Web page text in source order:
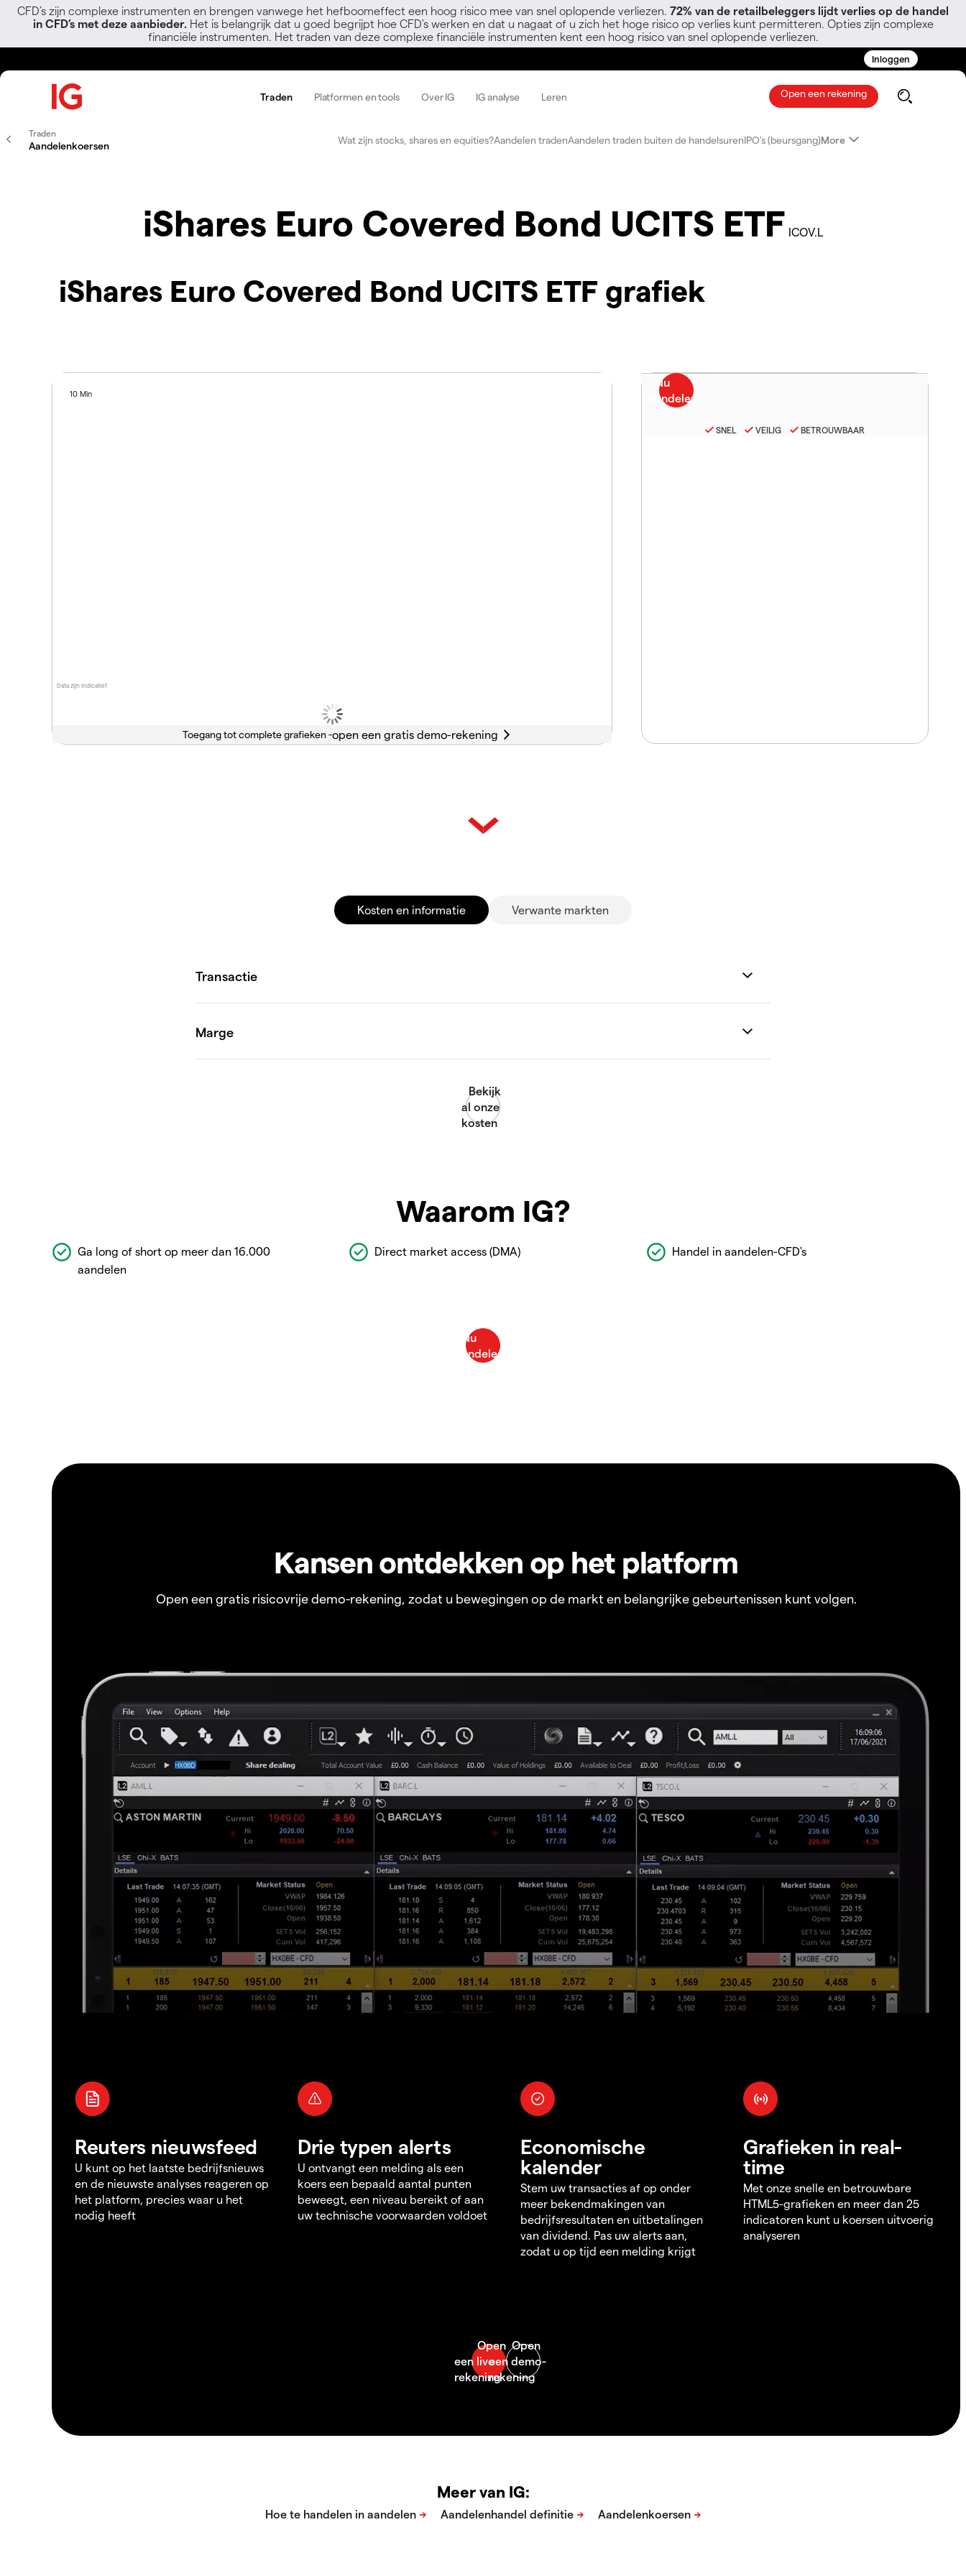
CFD’s zijn complexe instrumenten en brengen vanwege het hefboomeffect een hoog risico mee van snel oplopende verliezen. 72% van de retailbeleggers lijdt verlies op de handel
in CFD’s met deze aanbieder. Het is belangrijk dat u goed begrijpt hoe CFD's werken en dat u nagaat of u zich het hoge risico op verlies kunt permitteren. Opties zijn complexe
financiële instrumenten. Het traden van deze complexe financiële instrumenten kent een hoog risico van snel oplopende verliezen.
Inloggen
Traden Platformen en tools Over IG IG analyse Leren Open een rekening
Traden
Aandelenkoersen Wat zijn stocks, shares en equities?Aandelen tradenAandelen traden buiten de handelsurenIPO's (beursgang)More
iShares Euro Covered Bond UCITS ETF ICOV.L
iShares Euro Covered Bond UCITS ETF grafiek
Data zijn indicatief
10 Min
Toegang tot complete grafieken -
SNEL VEILIG BETROUWBAAR
Kosten en informatie Verwante markten
Waarom IG?
Ga long of short op meer dan 16.000
aandelen
Direct market access (DMA) Handel in aandelen-CFD's
Kansen ontdekken op het platform
Open een gratis risicovrije demo-rekening, zodat u bewegingen op de markt en belangrijke gebeurtenissen kunt volgen.
Reuters nieuwsfeed
U kunt op het laatste bedrijfsnieuws
en de nieuwste analyses reageren op
het platform, precies waar u het
nodig heeft
Drie typen alerts
U ontvangt een melding als een
koers een bepaald aantal punten
beweegt, een niveau bereikt of aan
uw technische voorwaarden voldoet
Economische
kalender
Stem uw transacties af op onder
meer bekendmakingen van
bedrijfsresultaten en uitbetalingen
van dividend. Pas uw alerts aan,
zodat u op tijd een melding krijgt
Grafieken in real-
time
Met onze snelle en betrouwbare
HTML5-grafieken en meer dan 25
indicatoren kunt u koersen uitvoerig
analyseren
Meer van IG: